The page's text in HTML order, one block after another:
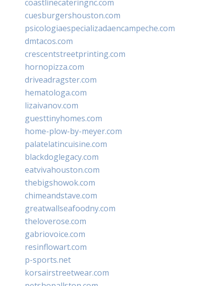
coastlinecateringnc.com
cuesburgershouston.com
psicologiaespecializadaencampeche.com
dmtacos.com
crescentstreetprinting.com
hornopizza.com
driveadragster.com
hematologa.com
lizaivanov.com
guesttinyhomes.com
home-plow-by-meyer.com
palatelatincuisine.com
blackdoglegacy.com
eatvivahouston.com
thebigshowok.com
chimeandstave.com
greatwallseafoodny.com
theloverose.com
gabriovoice.com
resinflowart.com
p-sports.net
korsairstreetwear.com